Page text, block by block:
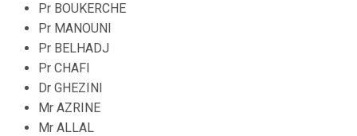
Pr BOUKERCHE
Pr MANOUNI
Pr BELHADJ
Pr CHAFI
Dr GHEZINI
Mr AZRINE
Mr ALLAL